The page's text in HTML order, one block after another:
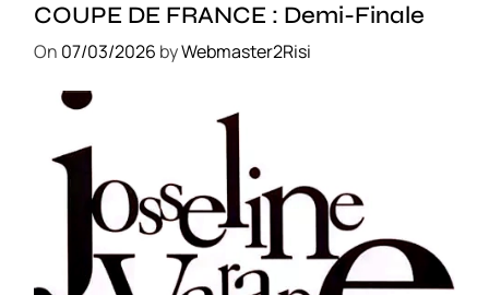
COUPE DE FRANCE : Demi-Finale
On 07/03/2026 byWebmaster2Risi